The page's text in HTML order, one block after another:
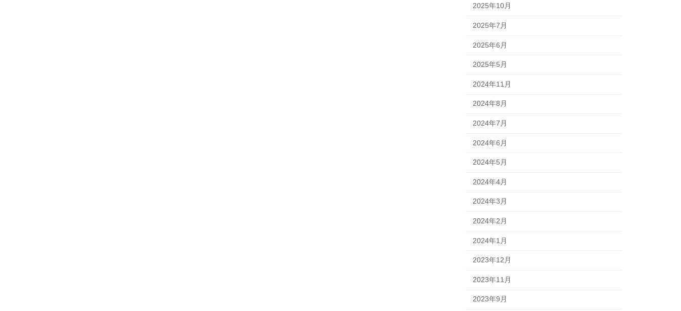
2025年10月
2025年7月
2025年6月
2025年5月
2024年11月
2024年8月
2024年7月
2024年6月
2024年5月
2024年4月
2024年3月
2024年2月
2024年1月
2023年12月
2023年11月
2023年9月